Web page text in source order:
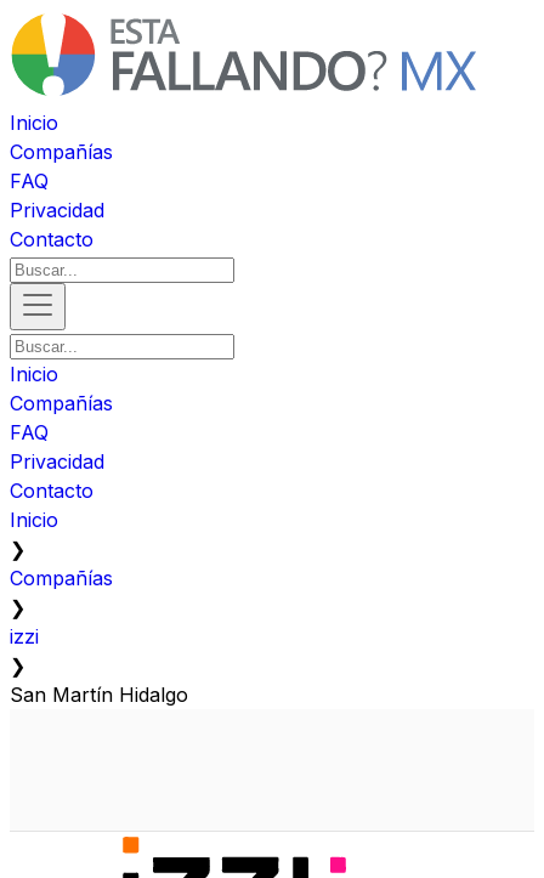
Inicio
Compañías
FAQ
Privacidad
Contacto
Inicio
Compañías
FAQ
Privacidad
Contacto
Inicio
❯
Compañías
❯
izzi
❯
San Martín Hidalgo